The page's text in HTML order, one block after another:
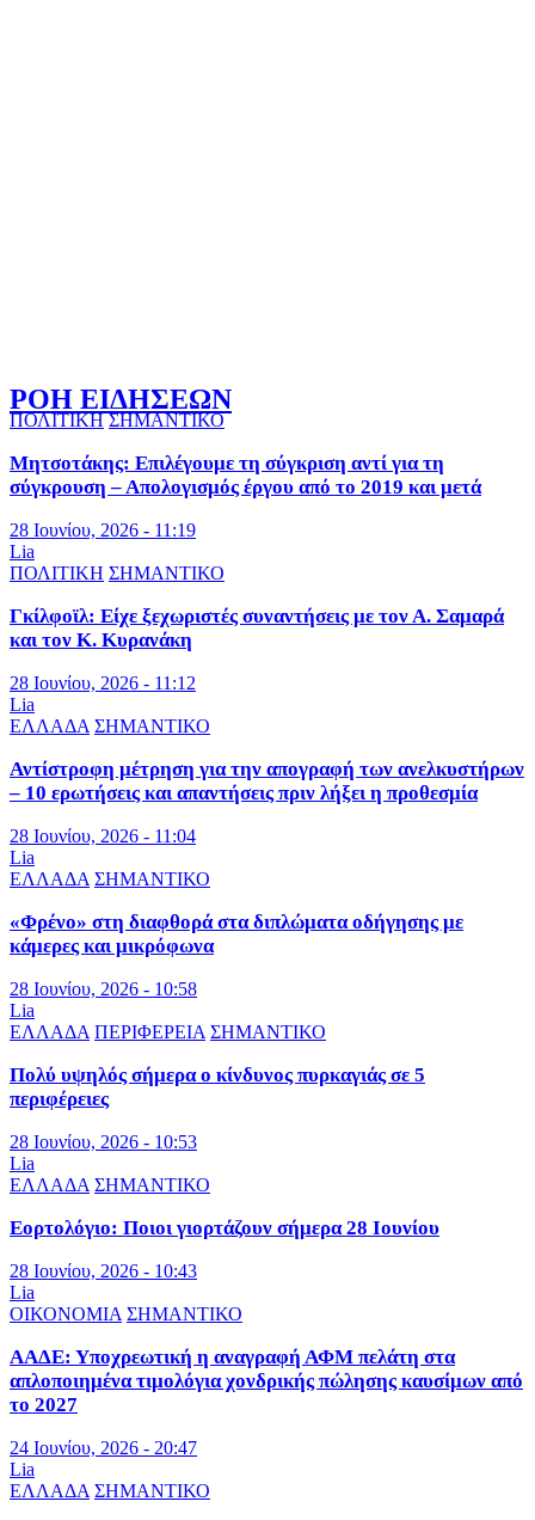
ΡΟΗ ΕΙΔΗΣΕΩΝ
ΠΟΛΙΤΙΚΗ ΣΗΜΑΝΤΙΚΟ
Μητσοτάκης: Επιλέγουμε τη σύγκριση αντί για τη
σύγκρουση – Απολογισμός έργου από το 2019 και μετά
28 Ιουνίου, 2026 - 11:19
Lia
ΠΟΛΙΤΙΚΗ ΣΗΜΑΝΤΙΚΟ
Γκίλφοϊλ: Είχε ξεχωριστές συναντήσεις με τον Α. Σαμαρά
και τον Κ. Κυρανάκη
28 Ιουνίου, 2026 - 11:12
Lia
ΕΛΛΑΔΑ ΣΗΜΑΝΤΙΚΟ
Αντίστροφη μέτρηση για την απογραφή των ανελκυστήρων
– 10 ερωτήσεις και απαντήσεις πριν λήξει η προθεσμία
28 Ιουνίου, 2026 - 11:04
Lia
ΕΛΛΑΔΑ ΣΗΜΑΝΤΙΚΟ
«Φρένο» στη διαφθορά στα διπλώματα οδήγησης με
κάμερες και μικρόφωνα
28 Ιουνίου, 2026 - 10:58
Lia
ΕΛΛΑΔΑ ΠΕΡΙΦΕΡΕΙΑ ΣΗΜΑΝΤΙΚΟ
Πολύ υψηλός σήμερα ο κίνδυνος πυρκαγιάς σε 5
περιφέρειες
28 Ιουνίου, 2026 - 10:53
Lia
ΕΛΛΑΔΑ ΣΗΜΑΝΤΙΚΟ
Εορτολόγιο: Ποιοι γιορτάζουν σήμερα 28 Ιουνίου
28 Ιουνίου, 2026 - 10:43
Lia
ΟΙΚΟΝΟΜΙΑ ΣΗΜΑΝΤΙΚΟ
ΑΑΔΕ: Υποχρεωτική η αναγραφή ΑΦΜ πελάτη στα
απλοποιημένα τιμολόγια χονδρικής πώλησης καυσίμων από
το 2027
24 Ιουνίου, 2026 - 20:47
Lia
ΕΛΛΑΔΑ ΣΗΜΑΝΤΙΚΟ